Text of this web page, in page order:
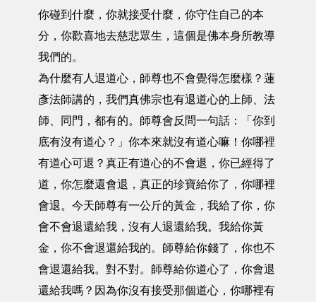
你碰到什麼，你就接受什麼，你守住自己的本
分，你歡喜地去慈悲眾生，這個是佛本身所教導
我們的。
為什麼有人退道心，師尊也不會覺得怎麼樣？蓮
彥法師講的，我們真佛宗也有退道心的上師、法
師、同門，都有的。師尊會反問一句話：「你到
底有沒有道心？」你本來就沒有道心嘛！你哪裡
有道心可退？真正有道心的不會退，你已經得了
道，你怎麼還會退，真正的珍寶給你了，你哪裡
會退。今天師尊有一公斤的黃金，我給了你，你
會不會退還給我，沒有人退還給我。我給你黃
金，你不會退還給我的。師尊給你錢了，你也不
會退還給我。對不對。師尊給你道心了，你會退
還給我嗎？因為你沒有接受那個道心，你哪裡有